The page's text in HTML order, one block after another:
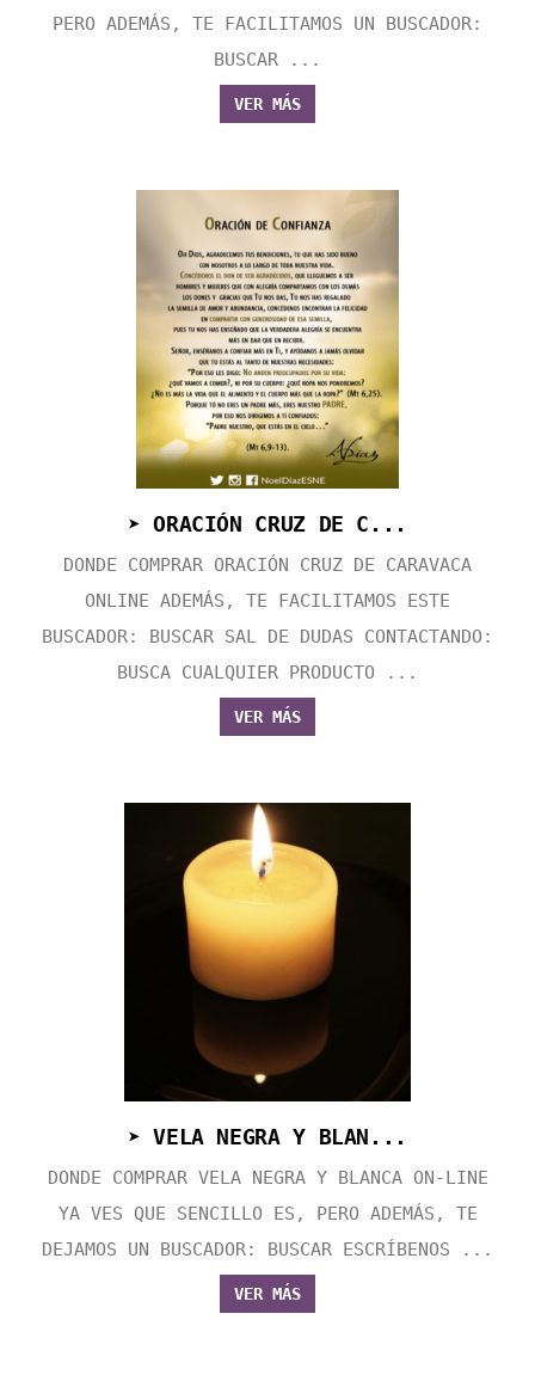
PERO ADEMÁS, TE FACILITAMOS UN BUSCADOR:
BUSCAR ...
VER MÁS
➤ ORACIÓN CRUZ DE C...
DONDE COMPRAR ORACIÓN CRUZ DE CARAVACA
ONLINE ADEMÁS, TE FACILITAMOS ESTE
BUSCADOR: BUSCAR SAL DE DUDAS CONTACTANDO:
BUSCA CUALQUIER PRODUCTO ...
VER MÁS
➤ VELA NEGRA Y BLAN...
DONDE COMPRAR VELA NEGRA Y BLANCA ON-LINE
YA VES QUE SENCILLO ES, PERO ADEMÁS, TE
DEJAMOS UN BUSCADOR: BUSCAR ESCRÍBENOS ...
VER MÁS